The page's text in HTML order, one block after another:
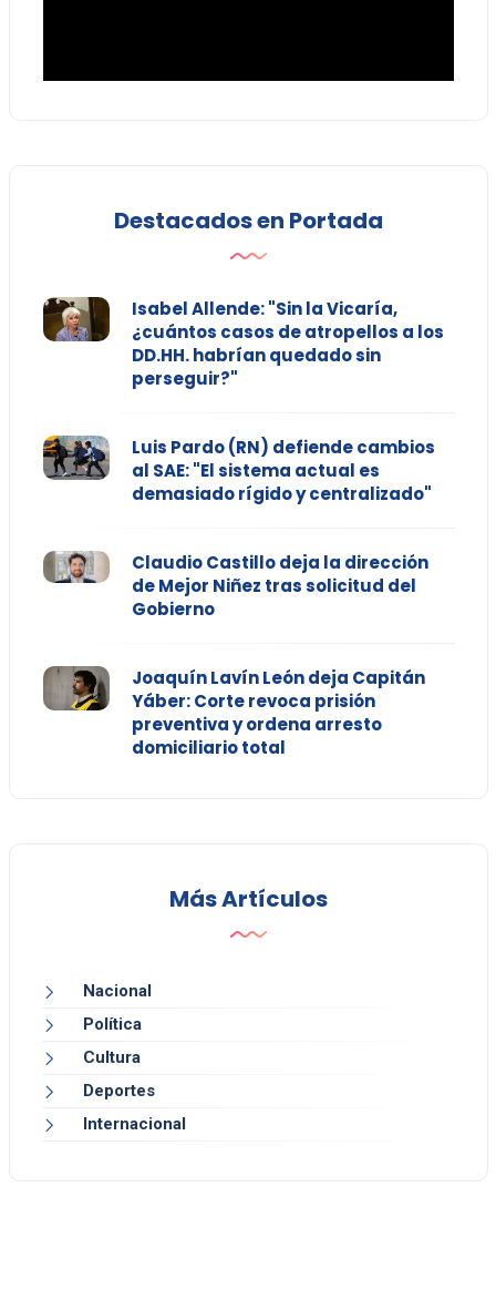
Destacados en Portada
Isabel Allende: "Sin la Vicaría,
¿cuántos casos de atropellos a los
DD.HH. habrían quedado sin
perseguir?"
Luis Pardo (RN) defiende cambios
al SAE: "El sistema actual es
demasiado rígido y centralizado"
Claudio Castillo deja la dirección
de Mejor Niñez tras solicitud del
Gobierno
Joaquín Lavín León deja Capitán
Yáber: Corte revoca prisión
preventiva y ordena arresto
domiciliario total
Más Artículos
Nacional
Política
Cultura
Deportes
Internacional